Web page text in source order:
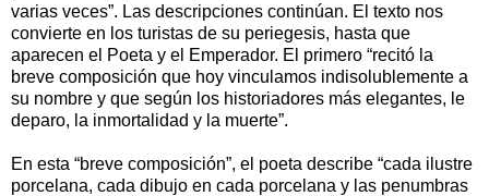
varias veces”. Las descripciones continúan. El texto nos
convierte en los turistas de su periegesis, hasta que
aparecen el Poeta y el Emperador. El primero “recitó la
breve composición que hoy vinculamos indisolublemente a
su nombre y que según los historiadores más elegantes, le
deparo, la inmortalidad y la muerte”.
En esta “breve composición”, el poeta describe “cada ilustre
porcelana, cada dibujo en cada porcelana y las penumbras